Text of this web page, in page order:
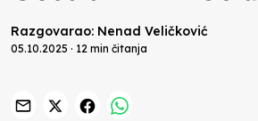
Razgovarao: Nenad Veličković
05.10.2025 · 12 min čitanja